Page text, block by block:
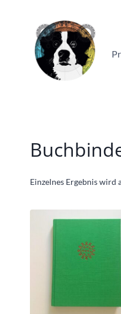
Einzelnes Ergebnis wird